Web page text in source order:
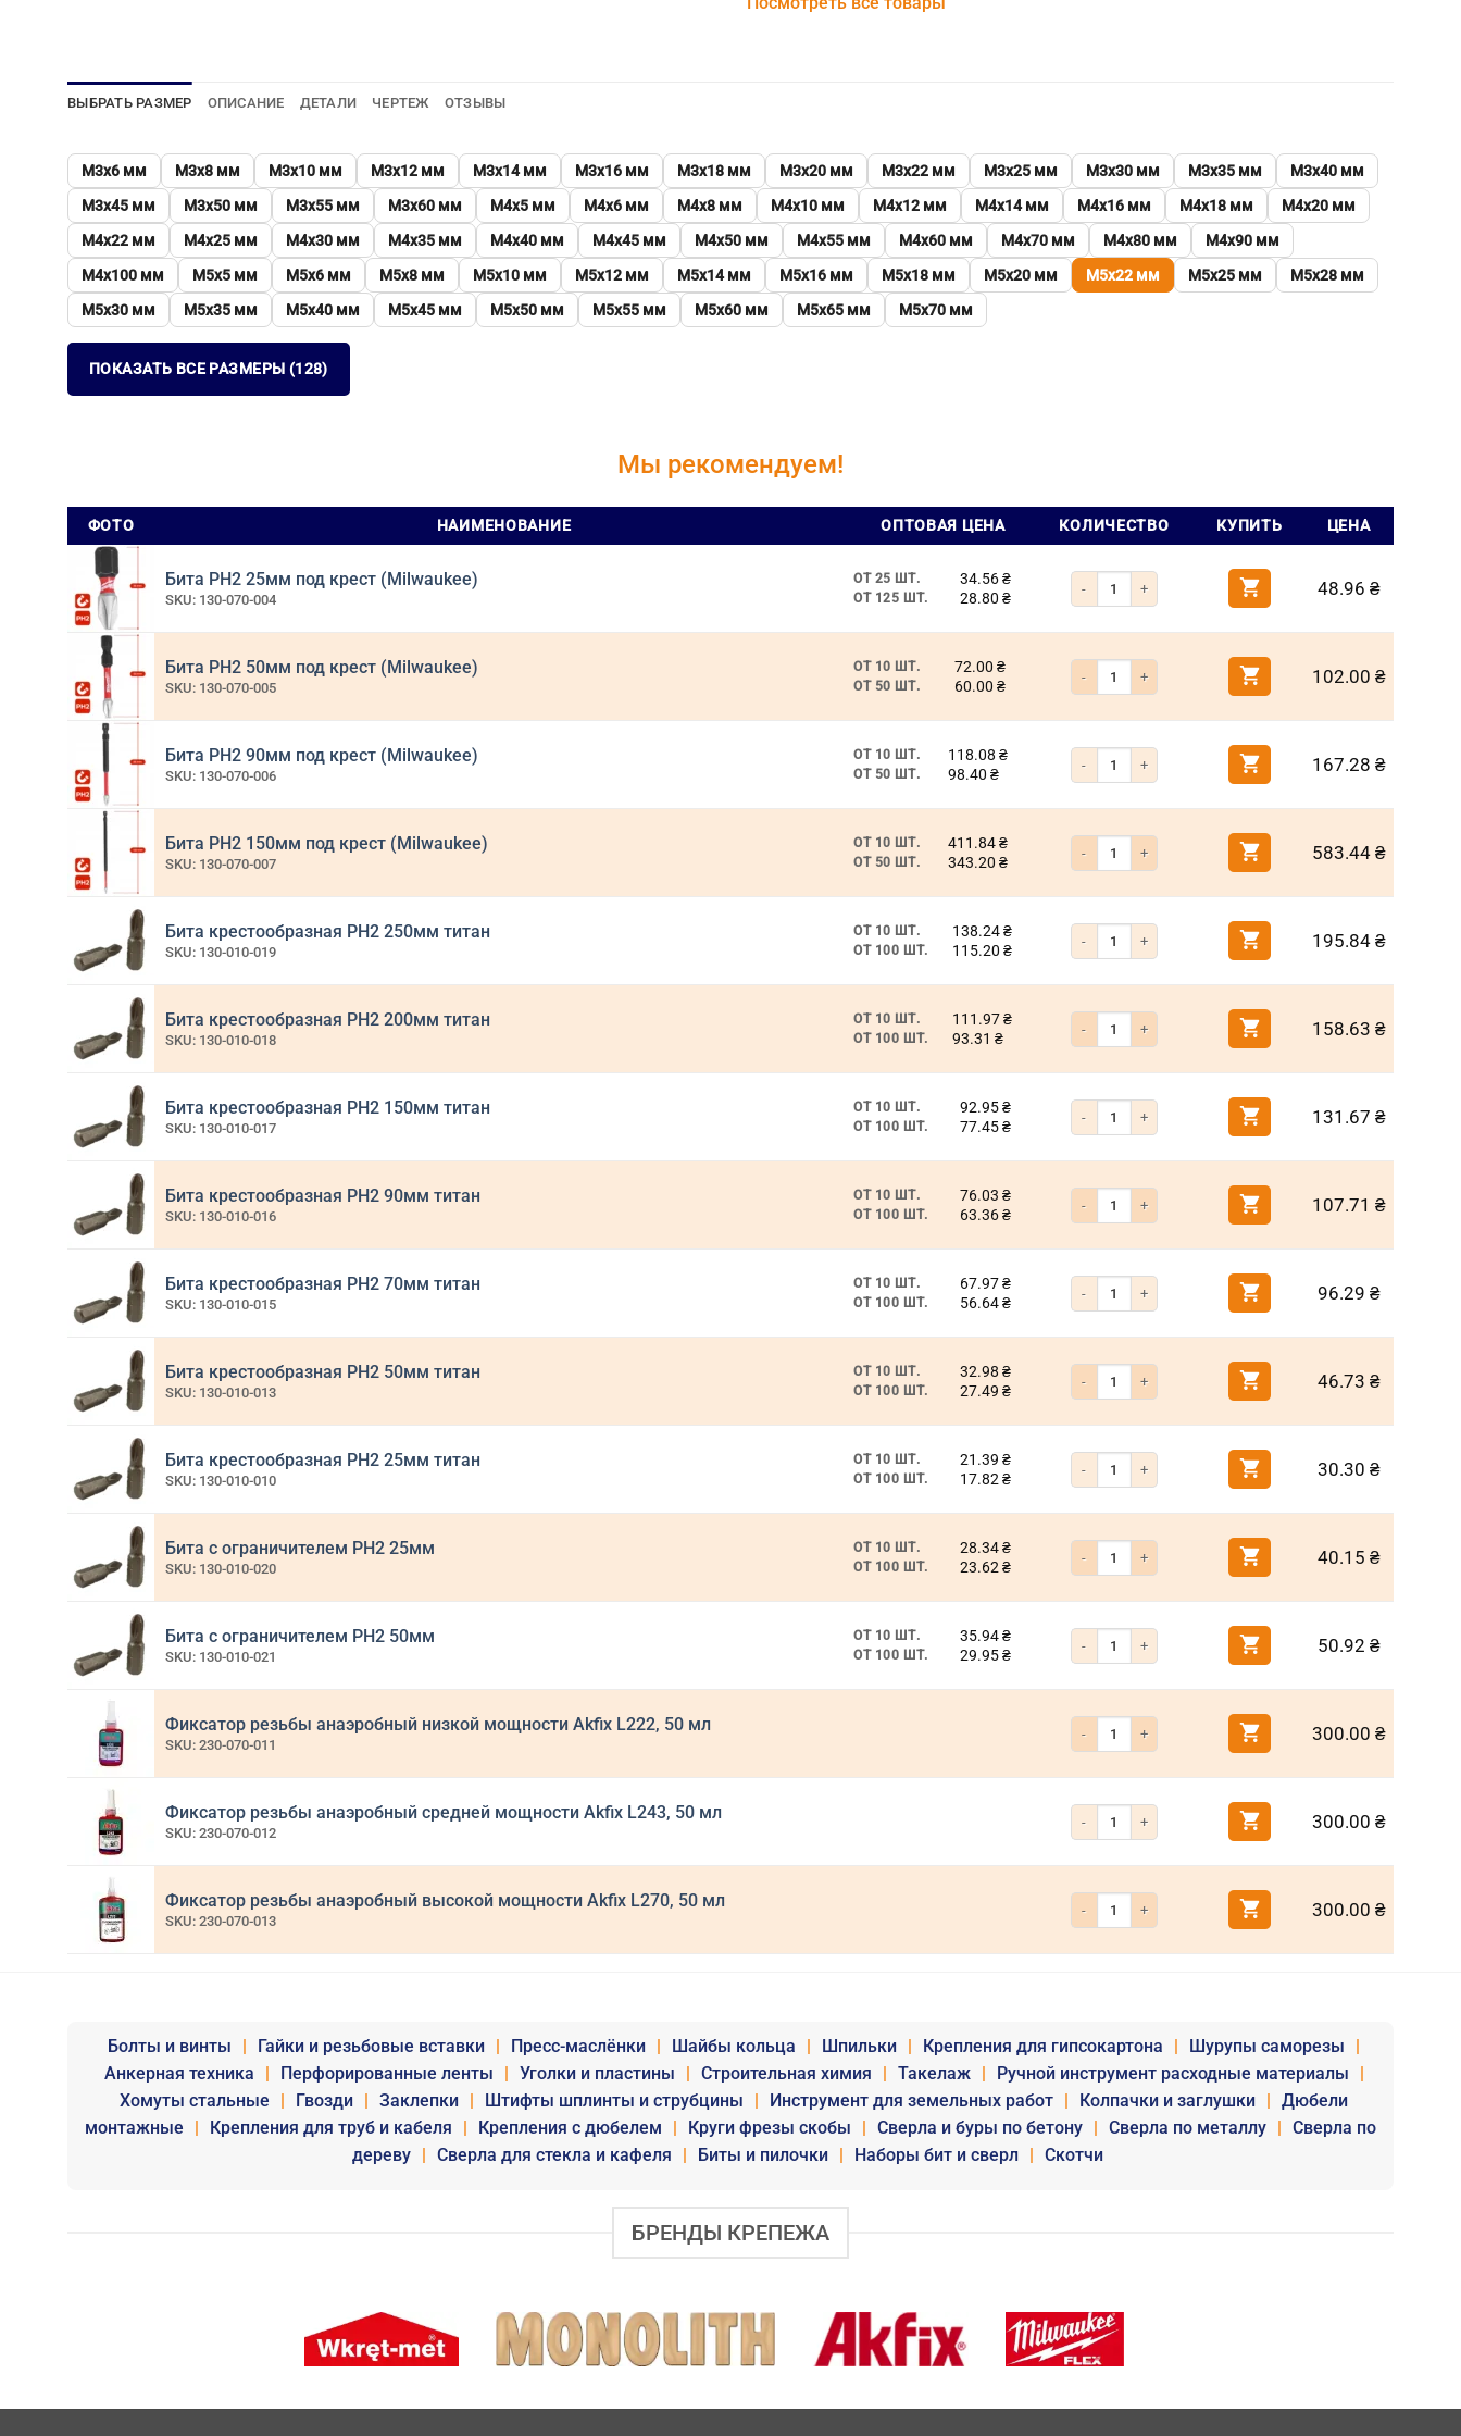
ВЫБРАТЬ РАЗМЕР ОПИСАНИЕ ДЕТАЛИ ЧЕРТЕЖ ОТЗЫВЫ
М3х6 мм М3х8 мм М3х10 мм М3х12 мм М3х14 мм М3х16 мм М3х18 мм М3х20 мм М3х22 мм М3х25 мм М3х30 мм М3х35 мм
М3х40 мм
М3х45 мм
М3х50 мм М3х55 мм М3х60 мм М4х5 мм М4х6 мм М4х8 мм М4х10 мм М4х12 мм М4х14 мм М4х16 мм М4х18 мм
М4х20 мм
М4х22 мм
М4х25 мм М4х30 мм М4х35 мм М4х40 мм М4х45 мм М4х50 мм М4х55 мм М4х60 мм М4х70 мм М4х80 мм
М4х90 мм
М4х100 мм
М5х5 мм М5х6 мм М5х8 мм М5х10 мм М5х12 мм М5х14 мм М5х16 мм М5х18 мм М5х20 мм М5х22 мм М5х25 мм
М5х28 мм
М5х30 мм
М5х35 мм М5х40 мм М5х45 мм М5х50 мм М5х55 мм М5х60 мм М5х65 мм М5х70 мм
ПОКАЗАТЬ ВСЕ РАЗМЕРЫ (128)
Мы рекомендуем!
ФОТО НАИМЕНОВАНИЕ ОПТОВАЯ ЦЕНА КОЛИЧЕСТВО КУПИТЬ ЦЕНА
Бита РН2 25мм под крест (Milwaukee)
SKU: 130-070-004
ОТ 25 ШТ. 34.56₴
ОТ 125 ШТ. 28.80 ₴
Количество товара Бита РН2 25мм под крест (Milwaukee)
48.96 ₴
Бита РН2 50мм под крест (Milwaukee)
SKU: 130-070-005
ОТ 10 ШТ. 72.00 ₴
ОТ 50 ШТ. 60.00 ₴
Количество товара Бита РН2 50мм под крест (Milwaukee)
102.00 ₴
Бита РН2 90мм под крест (Milwaukee)
SKU: 130-070-006
ОТ 10 ШТ. 118.08 ₴
ОТ 50 ШТ. 98.40 ₴
Количество товара Бита РН2 90мм под крест (Milwaukee)
167.28 ₴
Бита РН2 150мм под крест (Milwaukee)
SKU: 130-070-007
ОТ 10 ШТ. 411.84₴
ОТ 50 ШТ. 343.20 ₴
Количество товара Бита РН2 150мм под крест (Milwaukee)
583.44 ₴
Бита крестообразная PH2 250мм титан
SKU: 130-010-019
ОТ 10 ШТ. 138.24₴
ОТ 100 ШТ. 115.20 ₴
Количество товара Бита крестообразная PH2 250мм титан
195.84 ₴
Бита крестообразная PH2 200мм титан
SKU: 130-010-018
ОТ 10 ШТ. 111.97₴
ОТ 100 ШТ. 93.31 ₴
Количество товара Бита крестообразная PH2 200мм титан
158.63 ₴
Бита крестообразная PH2 150мм титан
SKU: 130-010-017
ОТ 10 ШТ. 92.95₴
ОТ 100 ШТ. 77.45₴
Количество товара Бита крестообразная PH2 150мм титан
131.67 ₴
Бита крестообразная PH2 90мм титан
SKU: 130-010-016
ОТ 10 ШТ. 76.03 ₴
ОТ 100 ШТ. 63.36₴
Количество товара Бита крестообразная PH2 90мм титан
107.71 ₴
Бита крестообразная PH2 70мм титан
SKU: 130-010-015
ОТ 10 ШТ. 67.97₴
ОТ 100 ШТ. 56.64₴
Количество товара Бита крестообразная PH2 70мм титан
96.29 ₴
Бита крестообразная PH2 50мм титан
SKU: 130-010-013
ОТ 10 ШТ. 32.98 ₴
ОТ 100 ШТ. 27.49 ₴
Количество товара Бита крестообразная PH2 50мм титан
46.73 ₴
Бита крестообразная PH2 25мм титан
SKU: 130-010-010
ОТ 10 ШТ. 21.39 ₴
ОТ 100 ШТ. 17.82₴
Количество товара Бита крестообразная PH2 25мм титан
30.30 ₴
Бита с ограничителем PH2 25мм
SKU: 130-010-020
ОТ 10 ШТ. 28.34₴
ОТ 100 ШТ. 23.62₴
Количество товара Бита с ограничителем PH2 25мм
40.15 ₴
Бита с ограничителем PH2 50мм
SKU: 130-010-021
ОТ 10 ШТ. 35.94₴
ОТ 100 ШТ. 29.95₴
Количество товара Бита с ограничителем PH2 50мм
50.92 ₴
Фиксатор резьбы анаэробный низкой мощности Akfix L222, 50 мл
SKU: 230-070-011
Количество товара Фиксатор резьбы анаэробный низкой
300.00 ₴
Фиксатор резьбы анаэробный средней мощности Akfix L243, 50 мл
SKU: 230-070-012
Количество товара Фиксатор резьбы анаэробный средней
300.00 ₴
Фиксатор резьбы анаэробный высокой мощности Akfix L270, 50 мл
SKU: 230-070-013
Количество товара Фиксатор резьбы анаэробный высокой
300.00 ₴
Болты и винты Гайки и резьбовые вставки Пресс-маслёнки Шайбы кольца Шпильки Крепления для гипсокартона Шурупы саморезы
Анкерная техника
Перфорированные ленты Уголки и пластины Строительная химия Такелаж Ручной инструмент расходные материалы
Хомуты стальные
Гвозди Заклепки Штифты шплинты и струбцины Инструмент для земельных работ Колпачки и заглушки
Дюбели
монтажные
Крепления для труб и кабеля Крепления с дюбелем Круги фрезы скобы Сверла и буры по бетону Сверла по металлу
Сверла по
дереву
Сверла для стекла и кафеля Биты и пилочки Наборы бит и сверл Скотчи
БРЕНДЫ КРЕПЕЖА